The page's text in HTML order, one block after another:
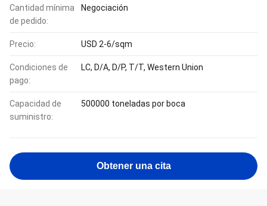
Cantidad mínima
de pedido:
Negociación
Precio: USD 2-6/sqm
Condiciones de
pago:
LC, D/A, D/P, T/T, Western Union
Capacidad de
suministro:
500000 toneladas por boca
Obtener una cita